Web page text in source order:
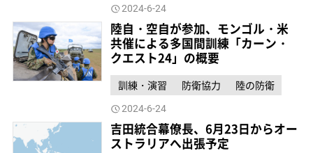
2024-6-24
陸自・空自が参加、モンゴル・米
共催による多国間訓練「カーン・
クエスト24」の概要
訓練・演習 防衛協力 陸の防衛
2024-6-24
吉田統合幕僚長、6月23日からオー
ストラリアへ出張予定